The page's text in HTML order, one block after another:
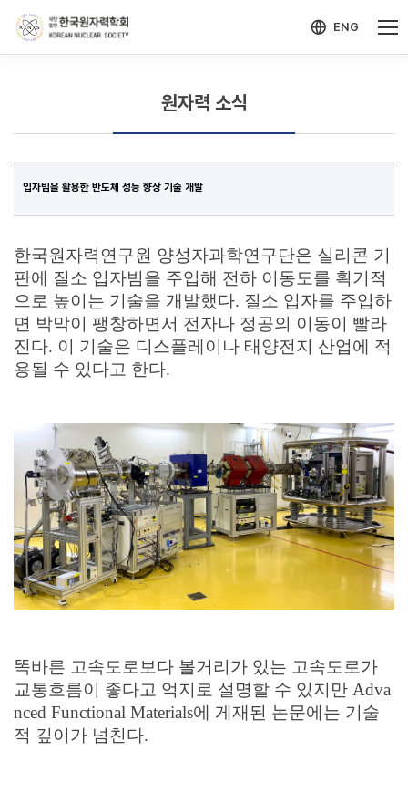
ENG
원자력 소식
입자빔을 활용한 반도체 성능 향상 기술 개발
한국원자력연구원 양성자과학연구단은 실리콘 기
판에 질소 입자빔을 주입해 전하 이동도를 획기적
으로 높이는 기술을 개발했다. 질소 입자를 주입하
면 박막이 팽창하면서 전자나 정공의 이동이 빨라
진다. 이 기술은 디스플레이나 태양전지 산업에 적
용될 수 있다고 한다.
똑바른 고속도로보다 볼거리가 있는 고속도로가
교통흐름이 좋다고 억지로 설명할 수 있지만 Adva
nced Functional Materials에 게재된 논문에는 기술
적 깊이가 넘친다.